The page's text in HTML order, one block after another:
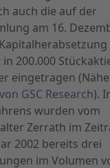
auch die auf der
am 16.
in 200.000
eingetragen
GSC Research).
wurden vom
Zerrath im
2002 bereits drei
im Volumen